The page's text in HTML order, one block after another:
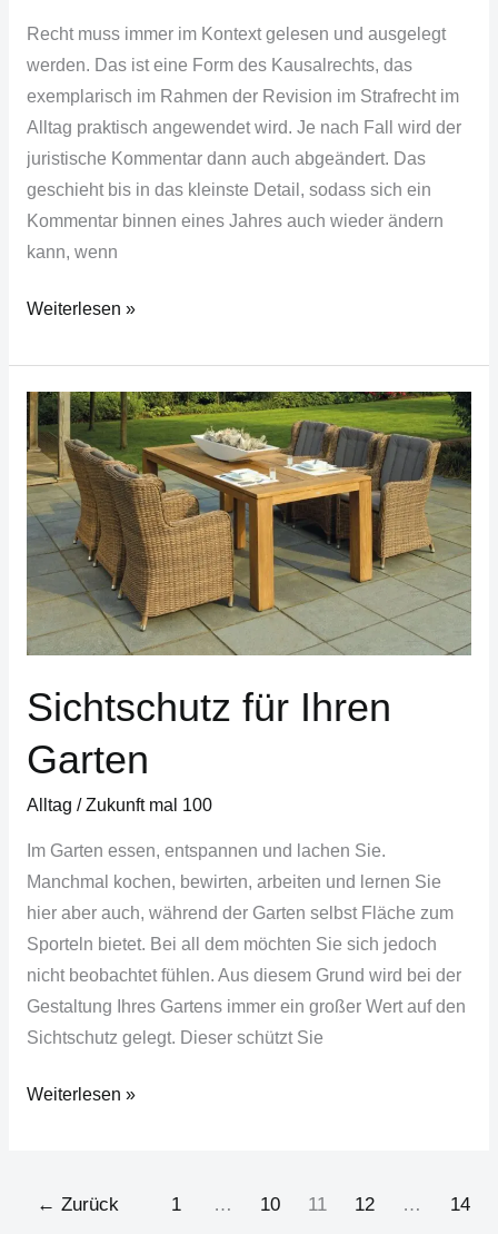
Recht muss immer im Kontext gelesen und ausgelegt
werden. Das ist eine Form des Kausalrechts, das
exemplarisch im Rahmen der Revision im Strafrecht im
Alltag praktisch angewendet wird. Je nach Fall wird der
juristische Kommentar dann auch abgeändert. Das
geschieht bis in das kleinste Detail, sodass sich ein
Kommentar binnen eines Jahres auch wieder ändern
kann, wenn
Weiterlesen »
Sichtschutz für Ihren
Garten
Alltag /Zukunft mal 100
Im Garten essen, entspannen und lachen Sie.
Manchmal kochen, bewirten, arbeiten und lernen Sie
hier aber auch, während der Garten selbst Fläche zum
Sporteln bietet. Bei all dem möchten Sie sich jedoch
nicht beobachtet fühlen. Aus diesem Grund wird bei der
Gestaltung Ihres Gartens immer ein großer Wert auf den
Sichtschutz gelegt. Dieser schützt Sie
Sichtschutz
für
Ihren
Garten
Weiterlesen »
← Zurück 1 … 10 11 12 … 14